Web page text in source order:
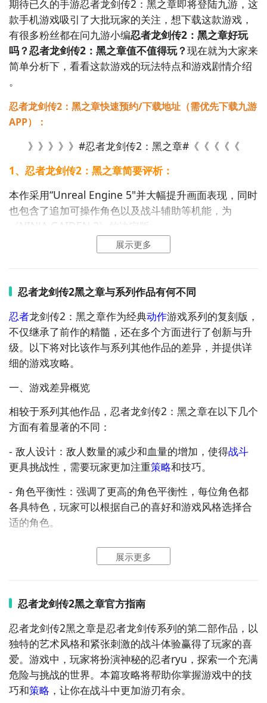
免因硬件不达标导致游戏卡顿或无法运行。
2. 关注价格波动：无论是实体光盘还是数字版，价格可
能会有所波动。可以多关注不同平台的促销活动，选择
在价格合适时出手，节省开支。
3. 查看游戏评价：购买前浏览游戏在各平台的评价，了
解其他玩家对游戏的体验和反馈，判断游戏是否符合你
的喜好和期待。
通过以上购买指南，你能更全面地了解忍者龙剑传2黑之
版本选择
1. 普通版：包含游戏本体，能满足你基本的游戏体验需
求，享受紧张刺激的忍者战斗之旅。
2. 豪华版或限定版：这些版本通常会附带额外的游戏内
容，如原声音乐集、角色皮肤、艺术画册等周边物品。
如果你是该游戏的忠实粉丝，豪华版或限定版能带来更
1. 确认游戏兼容性：在购买前，要确保你的游戏主机或
电脑能流畅运行该游戏。查看游戏的官方系统要求，避
免因硬件不达标导致游戏卡顿或无法运行。
2. 关注价格波动：无论是实体光盘还是数字版，价格可
能会有所波动。可以多关注不同平台的促销活动，选择
在价格合适时出手，节省开支。
3. 查看游戏评价：购买前浏览游戏在各平台的评价，了
解其他玩家对游戏的体验和反馈，判断游戏是否符合你
通过以上购买指南，你能更全面地了解忍者龙剑传2黑之
期待已久的手游忍者龙剑传2：黑之章即将登陆九游，这
款手机游戏吸引了大批玩家的关注，想下载这款游戏，
有很多粉丝都在问九游小编忍者龙剑传2：黑之章好玩
吗？忍者龙剑传2：黑之章值不值得玩？现在就为大家来
简单分析下，看看这款游戏的玩法特点和游戏剧情介绍
。
忍者龙剑传2：黑之章快速预约/下载地址（需优先下载九游
APP）：
》》》》》#忍者龙剑传2：黑之章#《《《《《
1、忍者龙剑传2：黑之章简要评析：
本作采用“Unreal Engine 5"并大幅提升画面表现，同时
也包含了追加可操作角色以及战斗辅助等机能，为
《NINJA GAIDEN 2》的决定版。
2、忍者龙剑传2：黑之章图片欣赏：
展示更多
忍者龙剑传2黑之章与系列作品有何不同
忍者龙剑传2：黑之章作为经典动作游戏系列的复刻版，
不仅继承了前作的精髓，还在多个方面进行了创新与升
级。以下将对比该作与系列其他作品的差异，并提供详
细的游戏攻略。
一、游戏差异概览
相较于系列其他作品，忍者龙剑传2：黑之章在以下几个
方面有着显著的不同：
- 敌人设计：敌人数量的减少和血量的增加，使得战斗
更具挑战性，需要玩家更加注重策略和技巧。
- 角色平衡性：强调了更高的角色平衡性，每位角色都
各具特色，玩家可以根据自己的喜好和游戏风格选择合
适的角色。
- 技术升级：采用虚幻5引擎，呈现出更加细腻的画面和
更为流畅的战斗体验。
色，丰富了游戏体验。
二、游戏攻略
1. 东京摩天楼章节
-收集品：在村正的店里，箱子里有灵命夏草。经过存
档点后，蹬墙抵达对面搜刮，祭坛前的箱子里有九字神
展示更多
忍者龙剑传2黑之章官方指南
忍者龙剑传2黑之章是忍者龙剑传系列的第二部作品，以
独特的艺术风格和紧张刺激的战斗体验赢得了玩家的喜
爱。游戏中，玩家将扮演神秘的忍者ryu，探索一个充满
危险与挑战的世界。本篇攻略将帮助你掌握游戏中的技
巧和策略 ，让你在战斗中更加游刃有余。